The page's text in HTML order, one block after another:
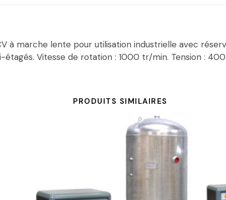
à marche lente pour utilisation industrielle avec
Vitesse de rotation : 1000 tr/min. Tension : 400
PRODUITS SIMILAIRES